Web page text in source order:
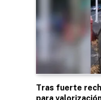
Tras fuerte